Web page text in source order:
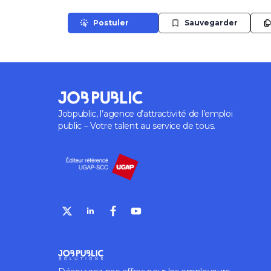
Postuler Sauvegarder
Jobpublic, l’agence d’attractivité de l’emploi
public – Votre talent au service de tous.